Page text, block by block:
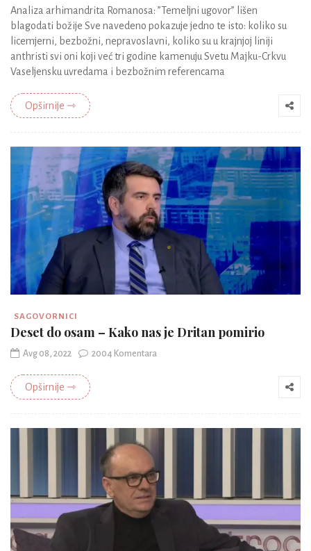
Analiza arhimandrita Romanosa: ”Temeljni ugovor” lišen
blagodati božije Sve navedeno pokazuje jedno te isto: koliko su
licemjerni, bezbožni, nepravoslavni, koliko su u krajnjoj liniji
anthristi svi oni koji već tri godine kamenuju Svetu Majku-Crkvu
Vaseljensku uvredama i bezbožnim referencama
Opširnije ⇾
SAGOVORNICI
Deset do osam – Kako nas je Dritan pomirio
Avg 08, 2022 2004 Komentara
Opširnije ⇾